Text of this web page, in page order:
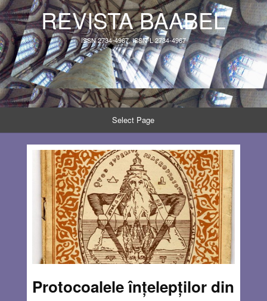
REVISTA BAABEL
ISSN 2734-4967, ISSN-L 2734-4967
Select Page
Protocoalele înțelepților din